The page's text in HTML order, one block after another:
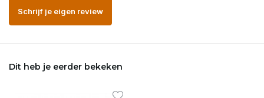
Schrijf je eigen review
Dit heb je eerder bekeken